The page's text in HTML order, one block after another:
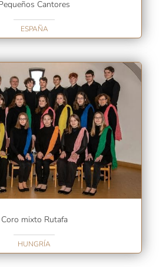
Cantores
ESPAÑA
Coro mixto Rutafa
HUNGRÍA